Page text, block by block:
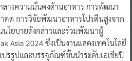
างความมั่นคงด้านอาหาร การพัฒนา
คต การวิจัยพัฒนาอาหารโปรตีนสูงจาก
โยบายดังกล่าวและร่วมพัฒนาผู้
Asia 2024 ซึ่งเป็นงานแสดงเทคโนโลยี
รรูปและบรรจุภัณฑ์ชั้นนําระดับเอเชียปี